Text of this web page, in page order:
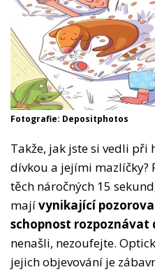
Fotografie: Depositphotos
Takže, jak jste si vedli při
dívkou a jejími mazlíčky?
těch náročných 15
majívynikající
schopnost rozpoznávat
nenašli, nezoufejte.
jejich objevování je